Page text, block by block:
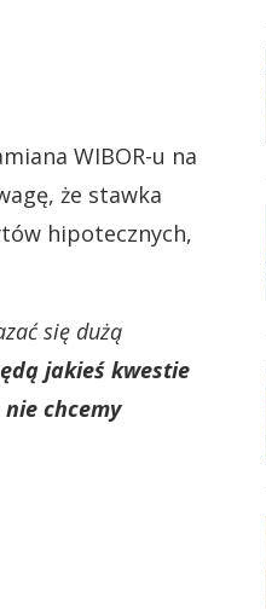
WIBOR-u na
że stawka
hipotecznych,
się dużą
jakieś kwestie
chcemy